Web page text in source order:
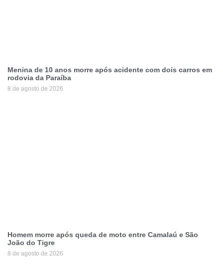
Menina de 10 anos morre após acidente com dois carros em
rodovia da Paraíba
8 de agosto de 2026
Homem morre após queda de moto entre Camalaú e São
João do Tigre
8 de agosto de 2026